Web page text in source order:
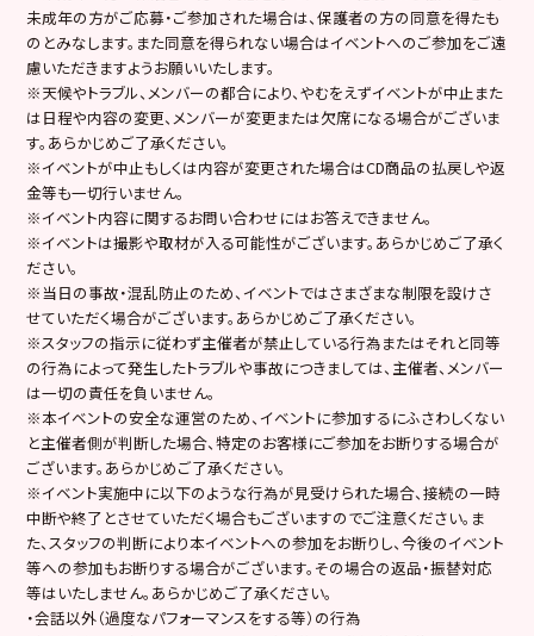
未成年の方がご応募・ご参加された場合は、保護者の方の同意を得たも
のとみなします。また同意を得られない場合はイベントへのご参加をご遠
慮いただきますようお願いいたします。
※天候やトラブル、メンバーの都合により、やむをえずイベントが中止また
は日程や内容の変更、メンバーが変更または欠席になる場合がございま
す。あらかじめご了承ください。
※イベントが中止もしくは内容が変更された場合はCD商品の払戻しや返
金等も一切行いません。
※イベント内容に関するお問い合わせにはお答えできません。
※イベントは撮影や取材が入る可能性がございます。あらかじめご了承く
ださい。
※当日の事故・混乱防止のため、イベントではさまざまな制限を設けさ
せていただく場合がございます。あらかじめご了承ください。
※スタッフの指示に従わず主催者が禁止している行為またはそれと同等
の行為によって発生したトラブルや事故につきましては、主催者、メンバー
は一切の責任を負いません。
※本イベントの安全な運営のため、イベントに参加するにふさわしくない
と主催者側が判断した場合、特定のお客様にご参加をお断りする場合が
ございます。あらかじめご了承ください。
※イベント実施中に以下のような行為が見受けられた場合、接続の一時
中断や終了とさせていただく場合もございますのでご注意ください。ま
た、スタッフの判断により本イベントへの参加をお断りし、今後のイベント
等への参加もお断りする場合がございます。その場合の返品・振替対応
等はいたしません。あらかじめご了承ください。
・会話以外（過度なパフォーマンスをする等）の行為